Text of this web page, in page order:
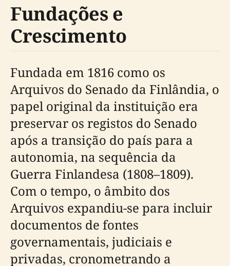
Fundações e
Crescimento
Fundada em 1816 como os
Arquivos do Senado da Finlândia, o
papel original da instituição era
preservar os registos do Senado
após a transição do país para a
autonomia, na sequência da
Guerra Finlandesa (1808–1809).
Com o tempo, o âmbito dos
Arquivos expandiu-se para incluir
documentos de fontes
governamentais, judiciais e
privadas, cronometrando a